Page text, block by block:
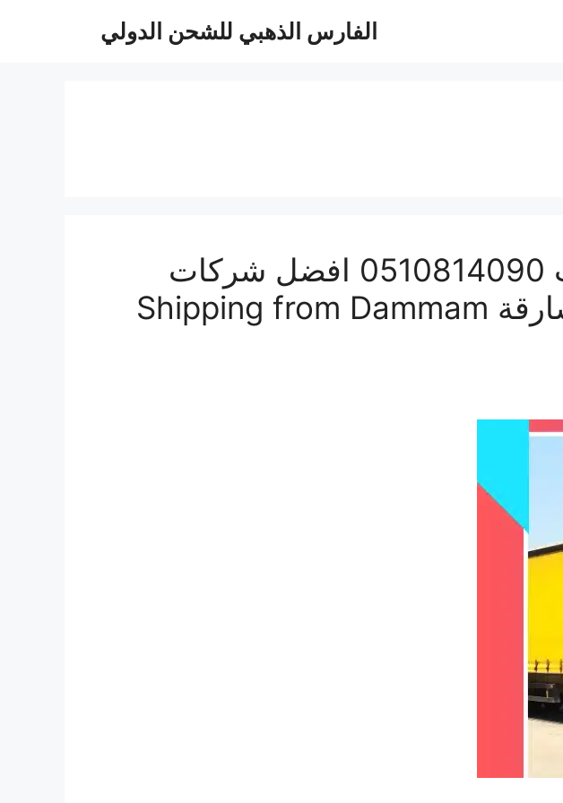
الفارس الذهبي للشحن الدولي
شركة شحن عفش من الدمام الى الامارات 0510814090 افضل شركات
الشحن البرى من الدمام لدبى ابو ظبى الشارقة Shipping from Dammam